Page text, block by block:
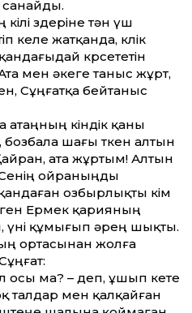
өздеріне тән үш
келе жатқанда, көлік
көрсететін
мен әкеге таныс жұрт,
Сұңғатқа бейтаныс
атаңның кіндік қаны
шағы өткен алтын
ата жұртым! Алтын
ойраныңды
озбырлықты кім
Ермек қарияның
үні құмығып әрең шықты.
ортасынан жолға
осы ма? – деп, ұшып кете
талдар мен қалқайған